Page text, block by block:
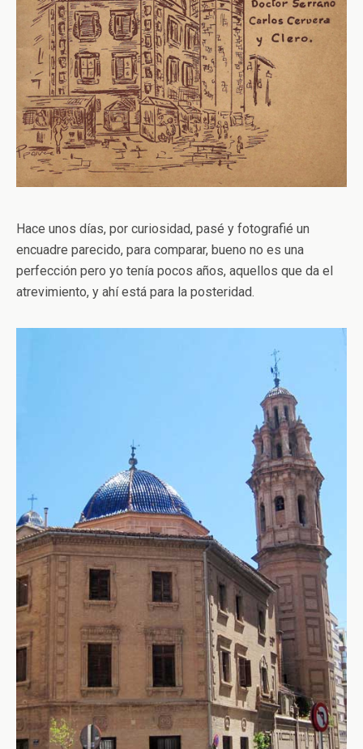
Hace unos días, por curiosidad, pasé y fotografié un
encuadre parecido, para comparar, bueno no es una
perfección pero yo tenía pocos años, aquellos que da el
atrevimiento, y ahí está para la posteridad.